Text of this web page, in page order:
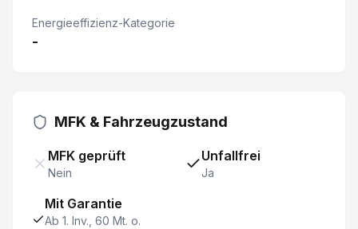
Klimaautomat
Licht und Regensensor
Feststellbremse elektrisch
Energieeffizienz-Kategorie
-
MFK & Fahrzeugzustand
MFK geprüft
Nein
Unfallfrei
Ja
Mit Garantie
Ab 1. Inv., 60 Mt. o.